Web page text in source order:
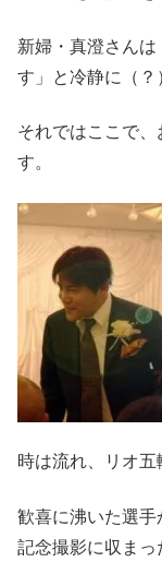
新婦・真澄さん
す」と冷静に（？
それではここで、
す。
時は流れ、リオ五
歓喜に沸いた選手
記念撮影に収ま